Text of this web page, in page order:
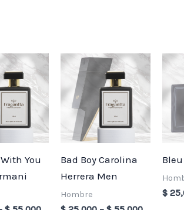
You
Price
$ 25,000
through
$ 55,000
Bad Boy Carolina
Herrera Men
Hombre
Price
$ 25,000
through
$ 55,000
$